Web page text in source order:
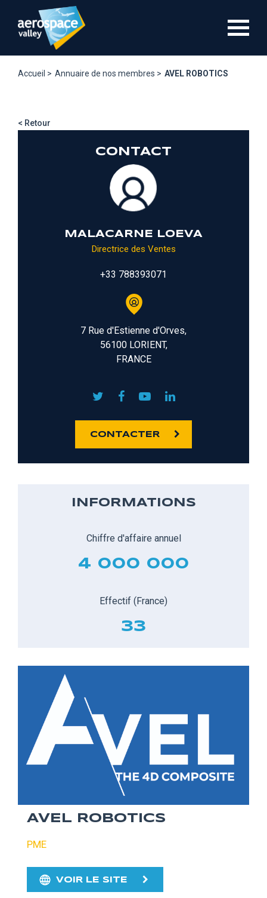
contenu
Accueil > Annuaire de nos membres > AVEL ROBOTICS
< Retour
CONTACT
MALACARNE LOEVA
Directrice des Ventes
+33 788393071
7 Rue d'Estienne d'Orves,
56100 LORIENT,
FRANCE
CONTACTER
INFORMATIONS
Chiffre d'affaire annuel
4 000 000
Effectif (France)
33
AVEL ROBOTICS
PME
VOIR LE SITE